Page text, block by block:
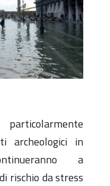
archeologici in
a
rischio da stress